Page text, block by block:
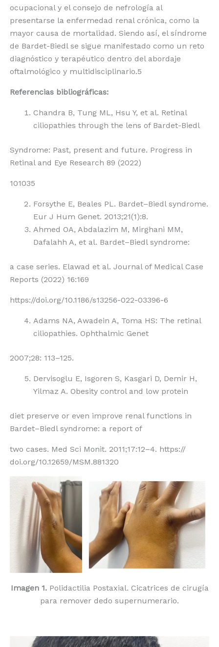
ocupacional y el consejo de nefrología al
presentarse la enfermedad renal crónica, como la
mayor causa de mortalidad. Siendo así, el síndrome
de Bardet-Biedl se sigue manifestado como un reto
diagnóstico y terapéutico dentro del abordaje
oftalmológico y multidisciplinario.5
Referencias bibliográficas:
Chandra B, Tung ML, Hsu Y, et al. Retinal
ciliopathies through the lens of Bardet-Biedl
Syndrome: Past, present and future. Progress in
Retinal and Eye Research 89 (2022)
101035
Forsythe E, Beales PL. Bardet–Biedl syndrome.
Eur J Hum Genet. 2013;21(1):8.
Ahmed OA, Abdalazim M, Mirghani MM,
Dafalahh A, et al. Bardet–Biedl syndrome:
a case series. Elawad et al. Journal of Medical Case
Reports (2022) 16:169
https://doi.org/10.1186/s13256-022-03396-6
Adams NA, Awadein A, Toma HS: The retinal
ciliopathies. Ophthalmic Genet
2007;28: 113–125.
Dervisoglu E, Isgoren S, Kasgari D, Demir H,
Yilmaz A. Obesity control and low protein
diet preserve or even improve renal functions in
Bardet–Biedl syndrome: a report of
two cases. Med Sci Monit. 2011;17:12–4. https://
doi.org/10.12659/MSM.881320
Imagen 1.Polidactilia Postaxial. Cicatrices de cirugía
para remover dedo supernumerario.